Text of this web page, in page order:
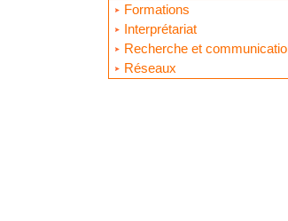
Formations
Interprétariat
Recherche et
Réseaux